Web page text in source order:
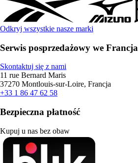
Odkryj wszystkie nasze marki
Serwis posprzedażowy we Francja
Skontaktuj się z nami
11 rue Bernard Maris
37270 Montlouis-sur-Loire, Francja
+33 1 86 47 62 58
Bezpieczna płatność
Kupuj u nas bez obaw